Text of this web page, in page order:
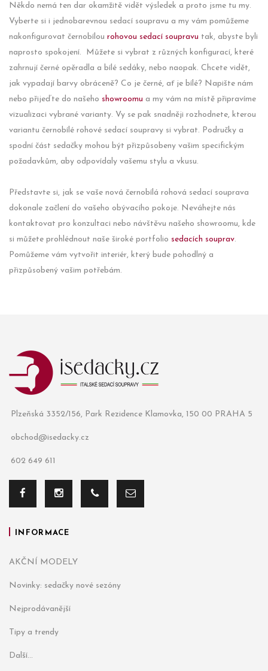
Někdo nemá ten dar okamžitě vidět výsledek a proto jsme tu my.
Vyberte si i jednobarevnou sedací soupravu a my vám pomůžeme
nakonfigurovat černobílou rohovou sedací soupravu tak, abyste byli
naprosto spokojení. Můžete si vybrat z různých konfigurací, které
zahrnují černé opěradla a bílé sedáky, nebo naopak. Chcete vidět,
jak vypadají barvy obráceně? Co je černé, ať je bílé? Napište nám
nebo přijeďte do našeho showroomu a my vám na místě připravíme
vizualizaci vybrané varianty. Vy se pak snadněji rozhodnete, kterou
variantu černobílé rohové sedací soupravy si vybrat. Područky a
spodní část sedačky mohou být přizpůsobeny vašim specifickým
požadavkům, aby odpovídaly vašemu stylu a vkusu.
Představte si, jak se vaše nová černobílá rohová sedací souprava
dokonale začlení do vašeho obývacího pokoje. Neváhejte nás
kontaktovat pro konzultaci nebo návštěvu našeho showroomu, kde
si můžete prohlédnout naše široké portfolio sedacích souprav.
Pomůžeme vám vytvořit interiér, který bude pohodlný a
přizpůsobený vašim potřebám.
Plzeňská 3352/156, Park Rezidence Klamovka, 150 00 PRAHA 5
obchod@isedacky.cz
602 649 611
INFORMACE
AKČNÍ MODELY
Novinky: sedačky nové sezóny
Nejprodávanější
Tipy a trendy
Další...